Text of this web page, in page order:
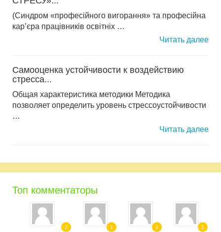
(Синдром «професійного вигорання» та професійна
кар’єра працівників освітніх …
Читать далее
Самооценка устойчивости к воздействию
стресса...
Общая характеристика методики Методика
позволяет определить уровень стрессоустойчивости
…
Читать далее
Топ комментаторы
2
1
1
1